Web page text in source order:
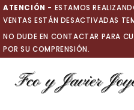
Ir
al
contenido
ATENCIÓN - ESTAMOS
VENTAS ESTÁN DESACTIVADAS
NO DUDE EN CONTACTAR PARA
POR SU COMPRENSIÓN.